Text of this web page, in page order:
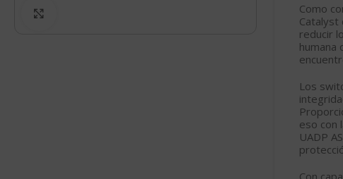
Como
Catalyst
reducir
Los
eso con
UADP
Con